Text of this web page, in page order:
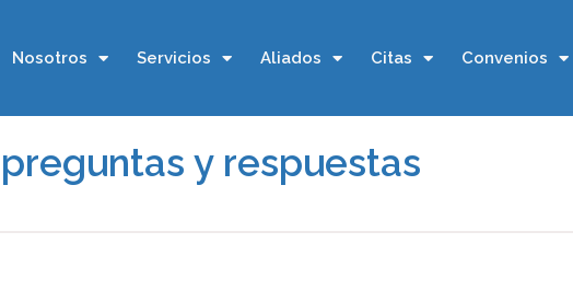
Nosotros Servicios Aliados Citas Convenios
y respuestas